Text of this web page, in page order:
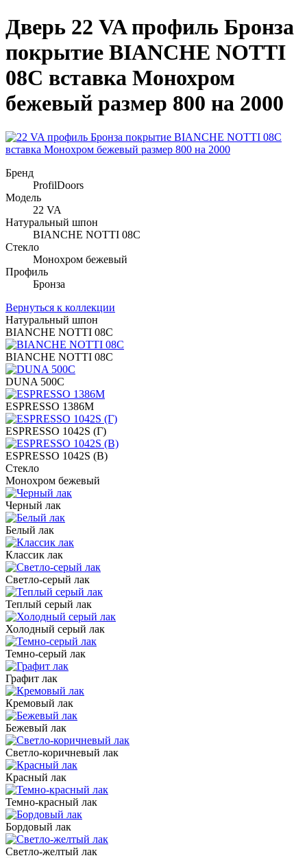
Дверь 22 VA профиль Бронза
покрытие BIANCHE NOTTI
08C вставка Монохром
бежевый размер 800 на 2000
Бренд
ProfilDoors
Модель
22 VA
Натуральный шпон
BIANCHE NOTTI 08C
Стекло
Монохром бежевый
Профиль
Бронза
Вернуться к коллекции
Натуральный шпон
BIANCHE NOTTI 08C
BIANCHE NOTTI 08C
DUNA 500C
ESPRESSO 1386M
ESPRESSO 1042S (Г)
ESPRESSO 1042S (В)
Стекло
Монохром бежевый
Черный лак
Белый лак
Классик лак
Светло-серый лак
Теплый серый лак
Холодный серый лак
Темно-серый лак
Графит лак
Кремовый лак
Бежевый лак
Светло-коричневый лак
Красный лак
Темно-красный лак
Бордовый лак
Светло-желтый лак